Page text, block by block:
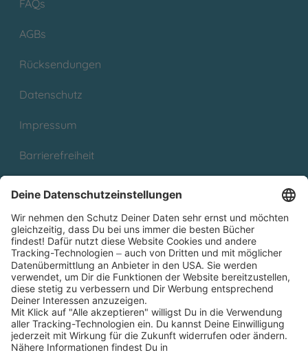
FAQs
AGBs
Rücksendungen
Datenschutz
Impressum
Barrierefreiheit
Partnerprogramm (Affiliate)
Folge uns auf
* Versandkostenfrei ab 9,00 € Bestellwert innerhalb
Deutschlands